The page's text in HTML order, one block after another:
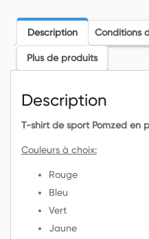
Usain
Bold
Description Conditions
Plus de produits
Description
T-shirt de sport Pomzed en
Couleurs à choix:
Rouge
Bleu
Vert
Jaune